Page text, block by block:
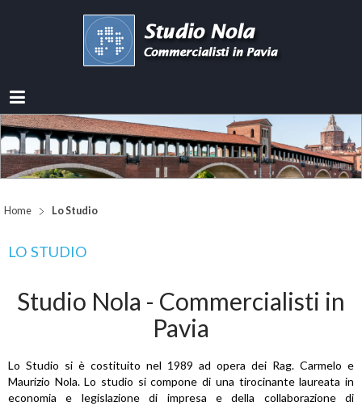
Home Lo Studio
LO STUDIO
Studio Nola - Commercialisti in
Pavia
Lo Studio si è costituito nel 1989 ad opera dei Rag. Carmelo e
Maurizio Nola. Lo studio si compone di una tirocinante laureata in
economia e legislazione di impresa e della collaborazione di